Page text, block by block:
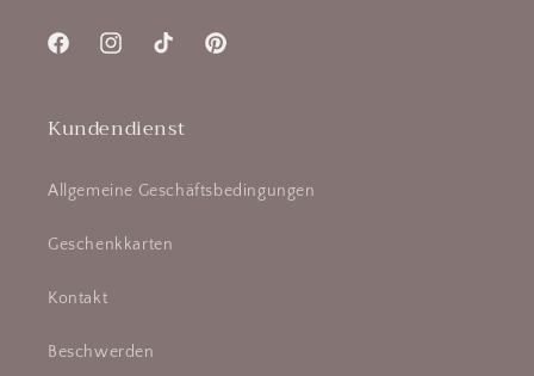
FacebookInstagramTikTok Pinterest
Kundendienst
Allgemeine Geschäftsbedingungen
Geschenkkarten
Kontakt
Beschwerden